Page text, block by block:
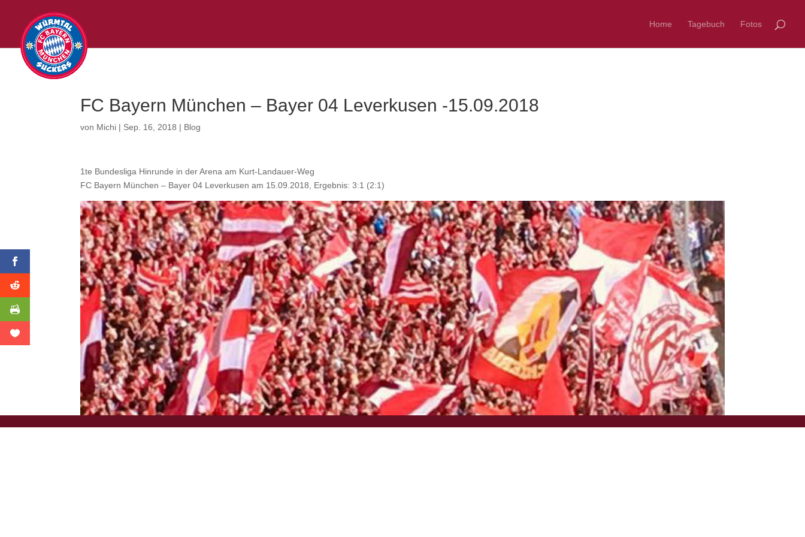
Home Tagebuch Fotos
FC Bayern München – Bayer 04 Leverkusen -15.09.2018
von Michi | Sep. 16, 2018 | Blog
1te Bundesliga Hinrunde in der Arena am Kurt-Landauer-Weg
FC Bayern München – Bayer 04 Leverkusen am 15.09.2018, Ergebnis: 3:1 (2:1)